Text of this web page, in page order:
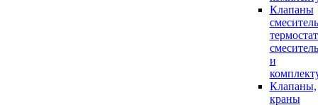
Клапаны
и
Клапаны,
краны